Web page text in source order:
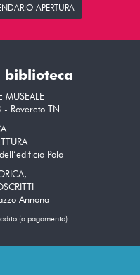
APERTURA
biblioteca
MUSEALE
- Rovereto TN
Polo
Annona
(a pagamento)